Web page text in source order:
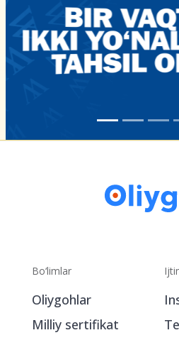
Bo‘limlar
Oliygohlar
Milliy sertifikat